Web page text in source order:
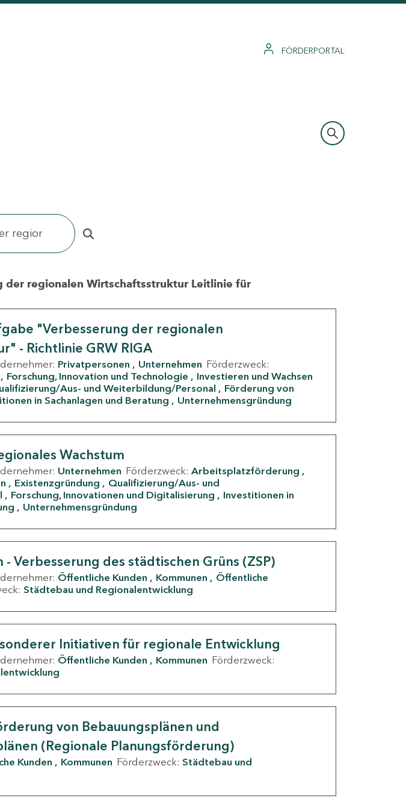
FÖRDERPORTAL
der regionalen Wirtschaftsstruktur Leitlinie für
"Verbesserung der regionalen
- Richtlinie GRW RIGA
Privatpersonen Unternehmen Förderzweck:
Forschung, Innovation und Technologie
Investieren und Wachsen
Aus- und Weiterbildung/Personal
Förderung von
in Sachanlagen und Beratung Unternehmensgründung
Wachstum
Unternehmen Förderzweck: Arbeitsplatzförderung
Existenzgründung
Qualifizierung/Aus- und
Forschung, Innovationen und Digitalisierung
Investitionen in
Unternehmensgründung
Verbesserung des städtischen Grüns (ZSP)
Öffentliche Kunden Kommunen
Öffentliche
Städtebau und Regionalentwicklung
Initiativen für regionale Entwicklung
Öffentliche Kunden Kommunen Förderzweck:
von Bebauungsplänen und
(Regionale Planungsförderung)
Kunden Kommunen Förderzweck: Städtebau und